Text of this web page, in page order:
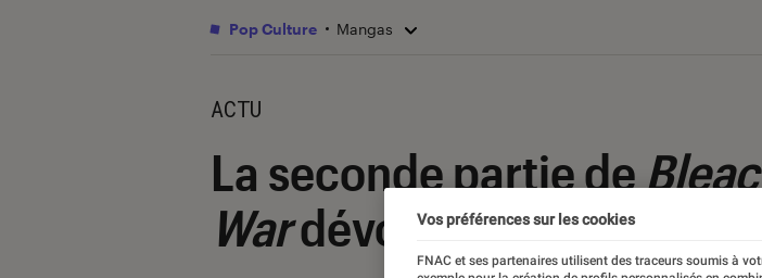
Pop Culture Mangas
ACTU
La seconde partie de
Wardévoile son ending
Vos préférences sur les cookies
FNAC et ses partenaires utilisent des traceurs soumis à